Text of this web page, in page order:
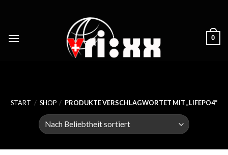
0
START / SHOP / PRODUKTE VERSCHLAGWORTET MIT „LIFEPO4“